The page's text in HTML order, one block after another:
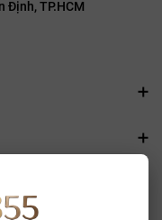
Định, TP.HCM